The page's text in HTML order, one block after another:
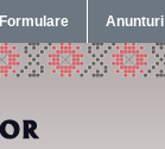
Formulare Anunturi